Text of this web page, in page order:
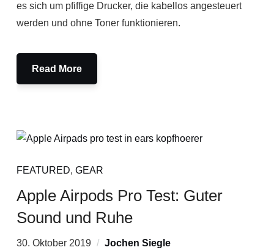
es sich um pfiffige Drucker, die kabellos angesteuert
werden und ohne Toner funktionieren.
Read More
FEATURED, GEAR
Apple Airpods Pro Test: Guter
Sound und Ruhe
30. Oktober 2019 Jochen Siegle